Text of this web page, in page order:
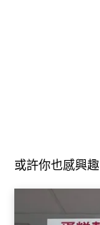
或許你也感興趣